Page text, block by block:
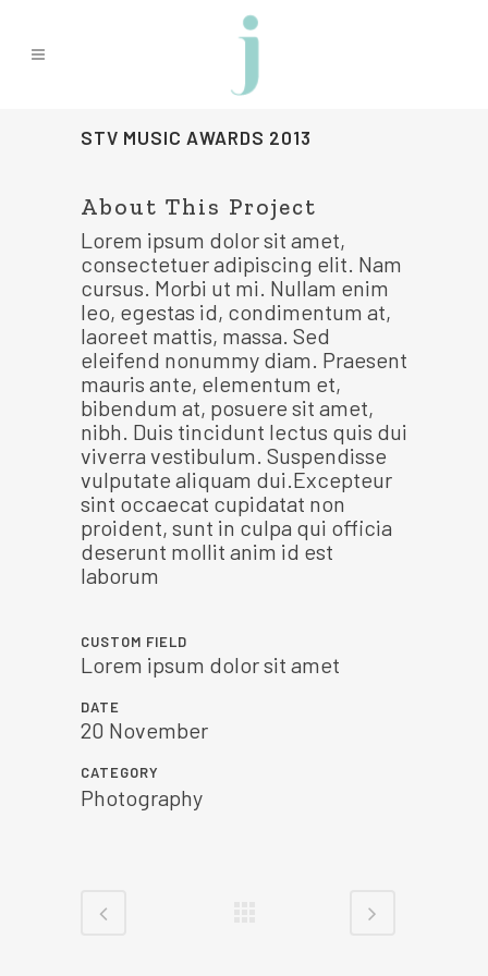
STV MUSIC AWARDS 2013
About This Project
Lorem ipsum dolor sit amet,
consectetuer adipiscing elit. Nam
cursus. Morbi ut mi. Nullam enim
leo, egestas id, condimentum at,
laoreet mattis, massa. Sed
eleifend nonummy diam. Praesent
mauris ante, elementum et,
bibendum at, posuere sit amet,
nibh. Duis tincidunt lectus quis dui
viverra vestibulum. Suspendisse
vulputate aliquam dui.Excepteur
sint occaecat cupidatat non
proident, sunt in culpa qui officia
deserunt mollit anim id est
laborum
CUSTOM FIELD
Lorem ipsum dolor sit amet
DATE
20 November
CATEGORY
Photography